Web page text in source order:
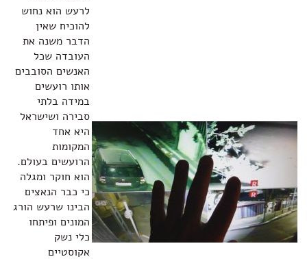
לרעש הוא נחוש
להוכיח שאין
הדבר משנה את
העובדה שכל
האנשים הסובבים
אותו רועשים
במידה בלתי
סבירה ושישראל
היא אחד
המקומות
הרועשים בעולם.
הוא חוקר ומגלה
כי כבר הנאצים
הבינו שרעש הורג
המונים ופיתחו
כלי נשק